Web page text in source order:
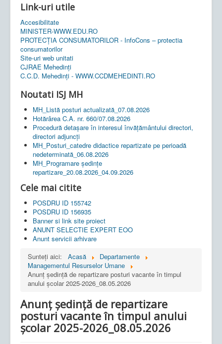
Link-uri utile
Accesibilitate
MINISTER-WWW.EDU.RO
PROTECȚIA CONSUMATORILOR - InfoCons – protectia
consumatorilor
Site-uri web unitati
CJRAE Mehedinți
C.C.D. Mehedinţi - WWW.CCDMEHEDINTI.RO
Noutati ISJ MH
MH_Listă posturi actualizată_07.08.2026
Hotărârea C.A. nr. 660/07.08.2026
Procedură detașare în interesul învățământului directori,
directori adjuncți
MH_Posturi_catedre didactice repartizate pe perioadă
nedeterminată_06.08.2026
MH_Programare ședințe
repartizare_20.08.2026_04.09.2026
Cele mai citite
POSDRU ID 155742
POSDRU ID 156935
Banner si link site proiect
ANUNT SELECTIE EXPERT EOO
Anunt servicii arhivare
Sunteți aici:
Acasă
Departamente
Managementul Resurselor Umane
Anunț ședință de repartizare posturi vacante în timpul
anului școlar 2025-2026_08.05.2026
Anunț ședință de repartizare
posturi vacante în timpul anului
școlar 2025-2026_08.05.2026